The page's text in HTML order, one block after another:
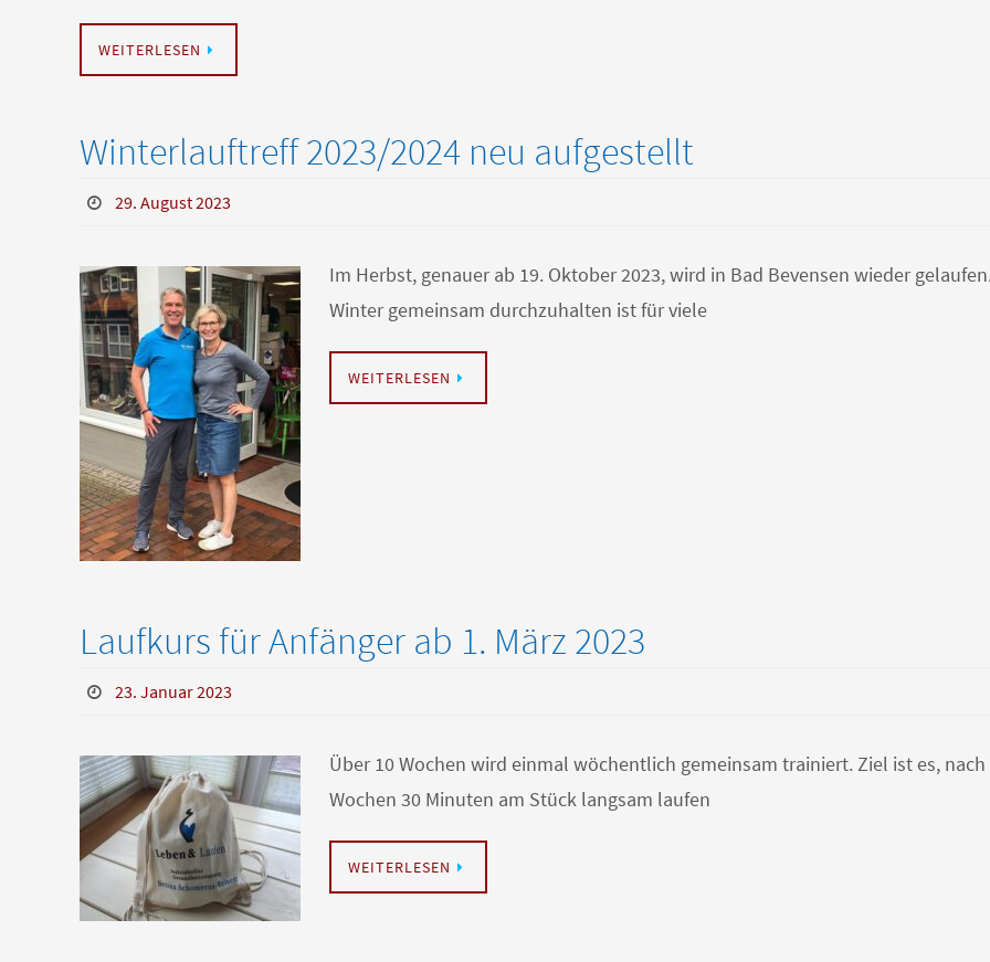
WEITERLESEN
Winterlauftreff 2023/2024 neu aufgestellt
29. August 2023
Im Herbst, genauer ab 19. Oktober 2023, wird in Bad Bevensen wieder
Winter gemeinsam durchzuhalten ist für viele
WEITERLESEN
Laufkurs für Anfänger ab 1. März 2023
23. Januar 2023
Über 10 Wochen wird einmal wöchentlich gemeinsam trainiert. Ziel ist es, nach
Wochen 30 Minuten am Stück langsam laufen
WEITERLESEN